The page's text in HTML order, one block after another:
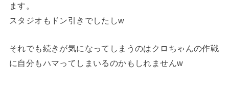
ます。
スタジオもドン引きでしたしw
それでも続きが気になってしまうのはクロちゃんの作戦
に自分もハマってしまいるのかもしれませんw